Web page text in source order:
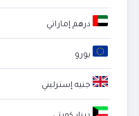
درهم إماراتي
يورو
جنيه إسترليني